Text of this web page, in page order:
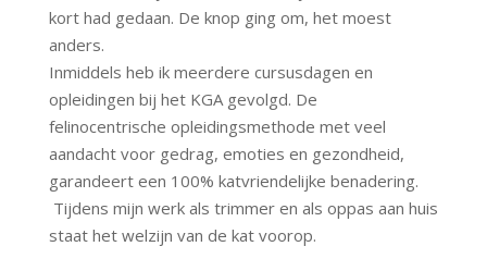
kort had gedaan. De knop ging om, het moest
anders.
Inmiddels heb ik meerdere cursusdagen en
opleidingen bij het KGA gevolgd. De
felinocentrische opleidingsmethode met veel
aandacht voor gedrag, emoties en gezondheid,
garandeert een 100% katvriendelijke benadering.
Tijdens mijn werk als trimmer en als oppas aan huis
staat het welzijn van de kat voorop.